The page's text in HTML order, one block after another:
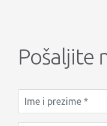
Pošaljite